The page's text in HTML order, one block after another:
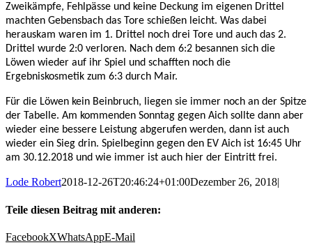
Zweikämpfe, Fehlpässe und keine Deckung im eigenen Drittel
machten Gebensbach das Tore schießen leicht. Was dabei
herauskam waren im 1. Drittel noch drei Tore und auch das 2.
Drittel wurde 2:0 verloren. Nach dem 6:2 besannen sich die
Löwen wieder auf ihr Spiel und schafften noch die
Ergebniskosmetik zum 6:3 durch Mair.
Für die Löwen kein Beinbruch, liegen sie immer noch an der Spitze
der Tabelle. Am kommenden Sonntag gegen Aich sollte dann aber
wieder eine bessere Leistung abgerufen werden, dann ist auch
wieder ein Sieg drin. Spielbeginn gegen den EV Aich ist 16:45 Uhr
am 30.12.2018 und wie immer ist auch hier der Eintritt frei.
Lode Robert2018-12-26T20:46:24+01:00Dezember 26, 2018|
Teile diesen Beitrag mit anderen:
FacebookXWhatsAppE-Mail